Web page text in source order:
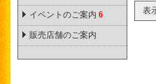
イベントのご案内 6
販売店舗のご案内
表